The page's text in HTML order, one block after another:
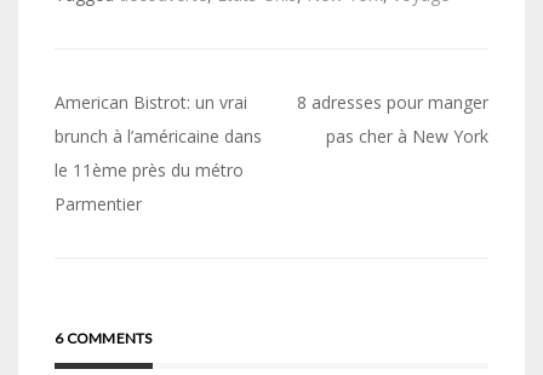
Navigation
de
l’article
American Bistrot: un vrai
brunch à l’américaine dans
le 11ème près du métro
Parmentier
8 adresses pour manger
pas cher à New York
6 COMMENTS